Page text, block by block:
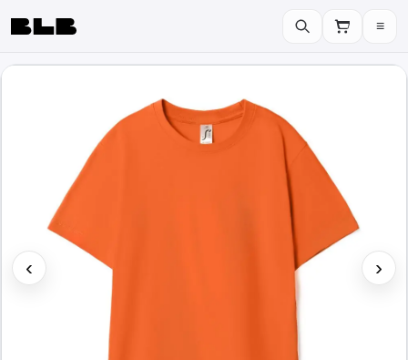
BLB ≡
‹ ›